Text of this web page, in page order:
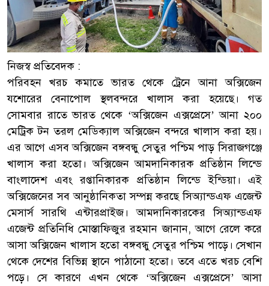
নিজস্ব প্রতিবেদক :
পরিবহন খরচ কমাতে ভারত থেকে ট্রেনে আনা অক্সিজেন
যশোরের বেনাপোল স্থলবন্দরে খালাস করা হয়েছে। গত
সোমবার রাতে ভারত থেকে ‘অক্সিজেন এক্সপ্রেসে’ আনা ২০০
মেট্রিক টন তরল মেডিক্যাল অক্সিজেন বন্দরে খালাস করা হয়।
এর আগে এসব অক্সিজেন বঙ্গবন্ধু সেতুর পশ্চিম পাড় সিরাজগঞ্জে
খালাস করা হতো। অক্সিজেন আমদানিকারক প্রতিষ্ঠান লিন্ডে
বাংলাদেশ এবং রপ্তানিকারক প্রতিষ্ঠান লিন্ডে ইন্ডিয়া। এই
অক্সিজেনের সব আনুষ্ঠানিকতা সম্পন্ন করছে সিঅ্যান্ডএফ এজেন্ট
মেসার্স সারথি এন্টারপ্রাইজ। আমদানিকারকের সিঅ্যান্ডএফ
এজেন্ট প্রতিনিধি মোস্তাফিজুর রহমান জানান, আগে রেলে করে
আসা অক্সিজেন খালাস হতো বঙ্গবন্ধু সেতুর পশ্চিম পাড়ে। সেখান
থেকে দেশের বিভিন্ন স্থানে পাঠানো হতো। তবে এতে খরচ বেশি
পড়ে। সে কারণে এখন থেকে ‘অক্সিজেন এক্সপ্রেসে’ আসা